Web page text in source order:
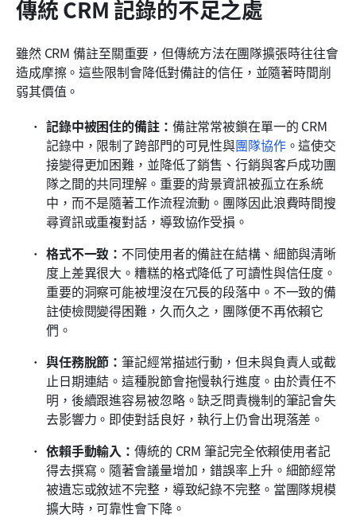
傳統 CRM 記錄的不足之處
雖然 CRM 備註至關重要，但傳統方法在團隊擴張時往往會
造成摩擦。這些限制會降低對備註的信任，並隨著時間削
弱其價值。
記錄中被困住的備註： 備註常常被鎖在單一的 CRM
記錄中，限制了跨部門的可見性與團隊協作。這使交
接變得更加困難，並降低了銷售、行銷與客戶成功團
隊之間的共同理解。重要的背景資訊被孤立在系統
中，而不是隨著工作流程流動。團隊因此浪費時間搜
尋資訊或重複對話，導致協作受損。
格式不一致： 不同使用者的備註在結構、細節與清晰
度上差異很大。糟糕的格式降低了可讀性與信任度。
重要的洞察可能被埋沒在冗長的段落中。不一致的備
註使檢閱變得困難，久而久之，團隊便不再依賴它
們。
與任務脫節：筆記經常描述行動，但未與負責人或截
止日期連結。這種脫節會拖慢執行進度。由於責任不
明，後續跟進容易被忽略。缺乏問責機制的筆記會失
去影響力。即使對話良好，執行上仍會出現落差。
依賴手動輸入：傳統的 CRM 筆記完全依賴使用者記
得去撰寫。隨著會議量增加，錯誤率上升。細節經常
被遺忘或敘述不完整，導致紀錄不完整。當團隊規模
擴大時，可靠性會下降。